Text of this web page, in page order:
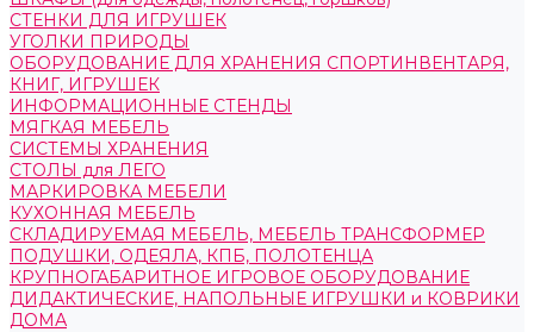
СТЕНКИ ДЛЯ ИГРУШЕК
УГОЛКИ ПРИРОДЫ
ОБОРУДОВАНИЕ ДЛЯ ХРАНЕНИЯ СПОРТИНВЕНТАРЯ,
КНИГ, ИГРУШЕК
ИНФОРМАЦИОННЫЕ СТЕНДЫ
МЯГКАЯ МЕБЕЛЬ
СИСТЕМЫ ХРАНЕНИЯ
СТОЛЫ для ЛЕГО
МАРКИРОВКА МЕБЕЛИ
КУХОННАЯ МЕБЕЛЬ
СКЛАДИРУЕМАЯ МЕБЕЛЬ, МЕБЕЛЬ ТРАНСФОРМЕР
ПОДУШКИ, ОДЕЯЛА, КПБ, ПОЛОТЕНЦА
КРУПНОГАБАРИТНОЕ ИГРОВОЕ ОБОРУДОВАНИЕ
ДИДАКТИЧЕСКИЕ, НАПОЛЬНЫЕ ИГРУШКИ и КОВРИКИ
ДОМА